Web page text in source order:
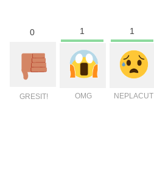
0
GRESIT!
1
OMG
1
NEPLACUT